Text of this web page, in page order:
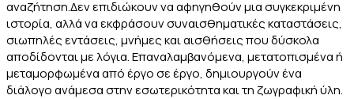
αναζήτηση.Δεν επιδιώκουν να αφηγηθούν μια συγκεκριμένη
ιστορία, αλλά να εκφράσουν συναισθηματικές καταστάσεις,
σιωπηλές εντάσεις, μνήμες και αισθήσεις που δύσκολα
αποδίδονται με λόγια. Επαναλαμβανόμενα, μετατοπισμένα ή
μεταμορφωμένα από έργο σε έργο, δημιουργούν ένα
διάλογο ανάμεσα στην εσωτερικότητα και τη ζωγραφική ύλη.